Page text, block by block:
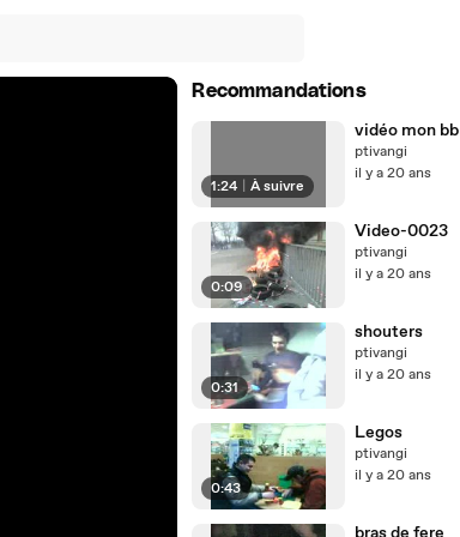
Recommandations
1:24 À suivre
vidéo mon bb
ptivangi
il y a 20 ans
0:09
Video-0023
ptivangi
il y a 20 ans
0:31
shouters
ptivangi
il y a 20 ans
0:43
Legos
ptivangi
il y a 20 ans